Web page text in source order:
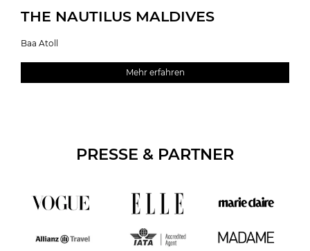
THE NAUTILUS MALDIVES
Baa Atoll
Mehr erfahren
PRESSE & PARTNER